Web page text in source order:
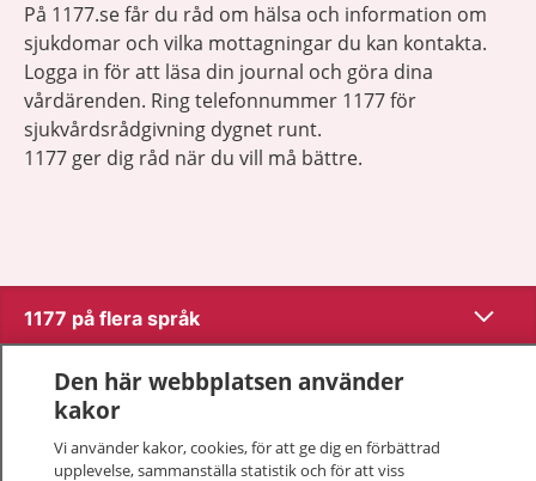
På 1177.se får du råd om hälsa och information om
sjukdomar och vilka mottagningar du kan kontakta.
Logga in för att läsa din journal och göra dina
vårdärenden. Ring telefonnummer 1177 för
sjukvårdsrådgivning dygnet runt.
1177 ger dig råd när du vill må bättre.
1177 på flera språk Visa
Om 1177
Kontakt
Den här webbplatsen använder
kakor
Vi använder kakor, cookies, för att ge dig en förbättrad
upplevelse, sammanställa statistik och för att viss